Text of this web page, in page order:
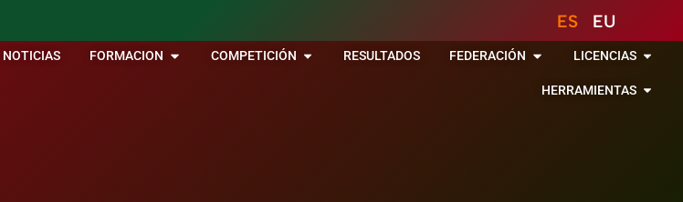
ES EU
NOTICIAS FORMACION COMPETICIÓN RESULTADOS FEDERACIÓN LICENCIAS
HERRAMIENTAS